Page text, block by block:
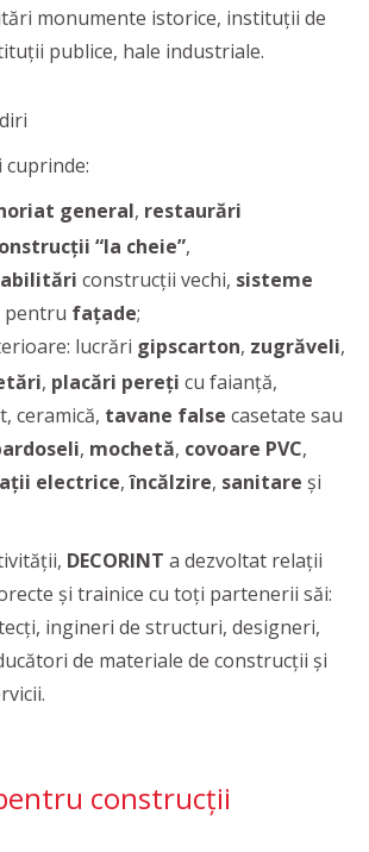
monumente istorice, instituții de
publice, hale industriale.
cuprinde:
general, restaurări
“la cheie”,
construcţii vechi, sisteme
pentru fațade;
lucrări gipscarton, zugrăveli,
, placări pereţi cu faianță,
ceramică, tavane false casetate sau
, mochetă, covoare PVC,
electrice,încălzire, sanitare şi
DECORINT a dezvoltat relații
și trainice cu toți partenerii săi:
ingineri de structuri, designeri,
de materiale de construcții şi
construcţii